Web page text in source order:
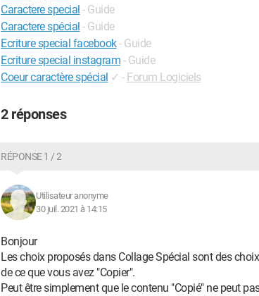
Caractere special - Guide
Caractere spécial - Guide
Ecriture special facebook- Guide
Ecriture special instagram - Guide
Coeur caractère spécial ✓ - Forum Logiciels
2 réponses
RÉPONSE 1 / 2
Utilisateur anonyme
30 juil. 2021 à 14:15
Bonjour
Les choix proposés dans Collage Spécial sont des
de ce que vous avez "Copier".
Peut être simplement que le contenu "Copié" ne peut